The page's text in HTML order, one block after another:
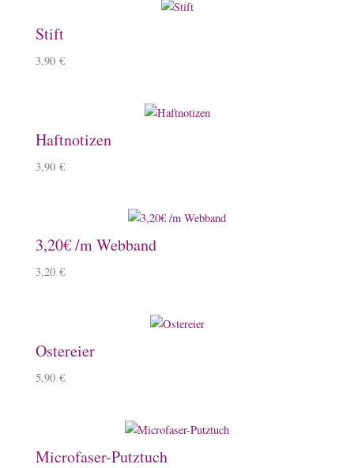
Stift
3,90 €
Haftnotizen
3,90 €
3,20€ /m Webband
3,20 €
Ostereier
5,90 €
Microfaser-Putztuch